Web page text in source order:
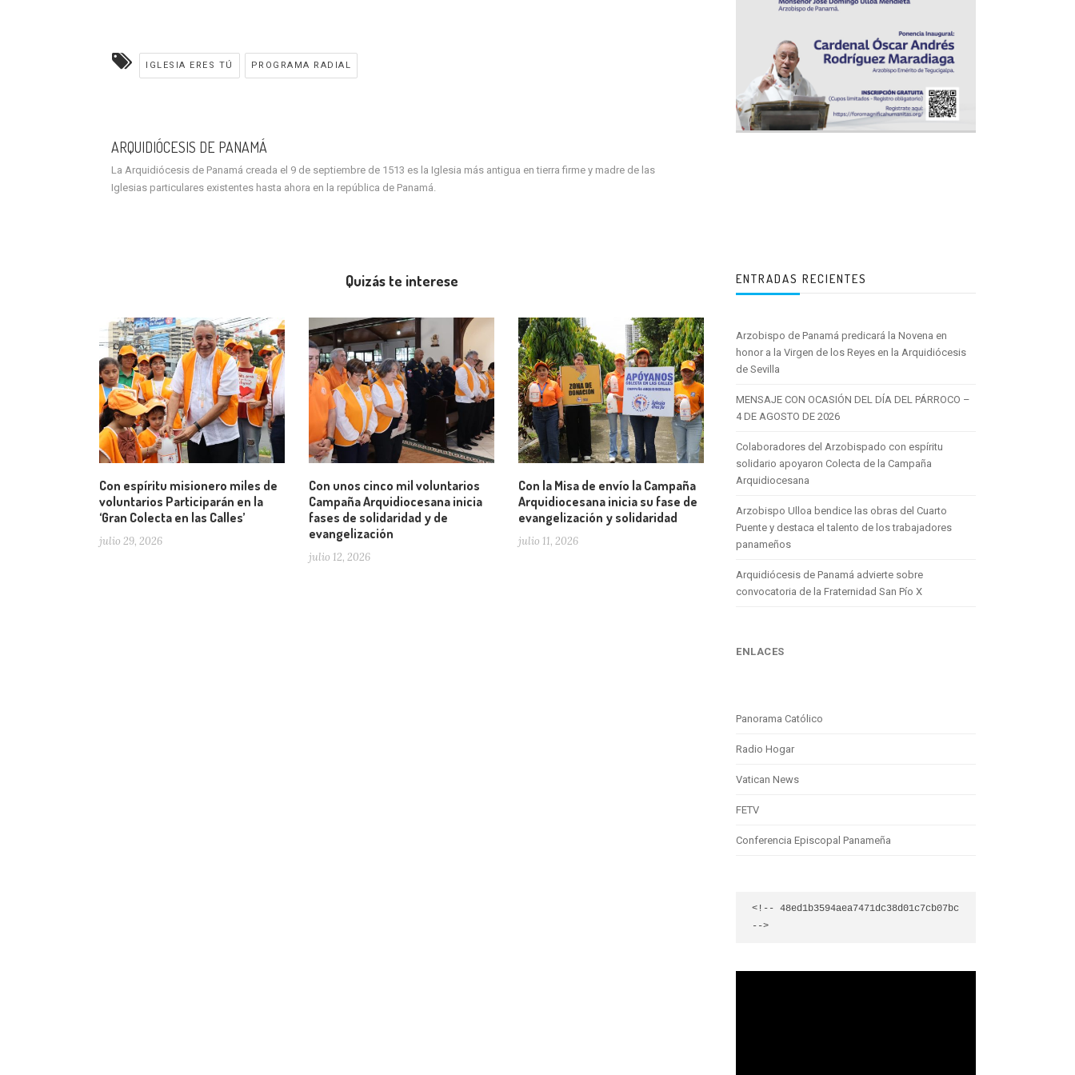
IGLESIA ERES TÚ PROGRAMA RADIAL
ARQUIDIÓCESIS DE PANAMÁ
La Arquidiócesis de Panamá creada el 9 de septiembre de 1513 es la Iglesia más antigua en tierra firme y madre de las
Iglesias particulares existentes hasta ahora en la república de Panamá.
Quizás te interese
Con espíritu misionero miles de
voluntarios Participarán en la
‘Gran Colecta en las Calles’
julio 29, 2026
Con unos cinco mil voluntarios
Campaña Arquidiocesana inicia
fases de solidaridad y de
evangelización
julio 12, 2026
Con la Misa de envío la Campaña
Arquidiocesana inicia su fase de
evangelización y solidaridad
julio 11, 2026
ENTRADAS RECIENTES
Arzobispo de Panamá predicará la Novena en
honor a la Virgen de los Reyes en la Arquidiócesis
de Sevilla
MENSAJE CON OCASIÓN DEL DÍA DEL PÁRROCO –
4 DE AGOSTO DE 2026
Colaboradores del Arzobispado con espíritu
solidario apoyaron Colecta de la Campaña
Arquidiocesana
Arzobispo Ulloa bendice las obras del Cuarto
Puente y destaca el talento de los trabajadores
panameños
Arquidiócesis de Panamá advierte sobre
convocatoria de la Fraternidad San Pío X
ENLACES
Panorama Católico
Radio Hogar
Vatican News
FETV
Conferencia Episcopal Panameña
<!-- 48ed1b3594aea7471dc38d01c7cb07bc
-->